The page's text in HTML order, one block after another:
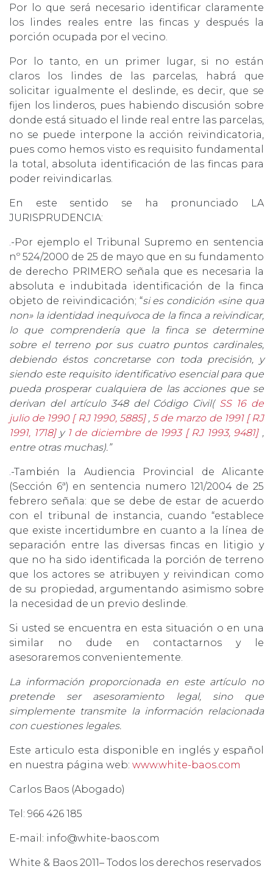
Por lo que será necesario identificar claramente
los lindes reales entre las fincas y después la
porción ocupada por el vecino.
Por lo tanto, en un primer lugar, si no están
claros los lindes de las parcelas, habrá que
solicitar igualmente el deslinde, es decir, que se
fijen los linderos, pues habiendo discusión sobre
donde está situado el linde real entre las parcelas,
no se puede interpone la acción reivindicatoria,
pues como hemos visto es requisito fundamental
la total, absoluta identificación de las fincas para
poder reivindicarlas.
En este sentido se ha pronunciado LA
JURISPRUDENCIA:
.-Por ejemplo el Tribunal Supremo en sentencia
nº 524/2000 de 25 de mayo que en su fundamento
de derecho PRIMERO señala que es necesaria la
absoluta e indubitada identificación de la finca
objeto de reivindicación; “si es condición «sine qua
non» la identidad inequívoca de la finca a reivindicar,
lo que comprendería que la finca se determine
sobre el terreno por sus cuatro puntos cardinales,
debiendo éstos concretarse con toda precisión, y
siendo este requisito identificativo esencial para que
pueda prosperar cualquiera de las acciones que se
derivan del artículo 348 del Código Civil( SS 16 de
julio de 1990 [ RJ 1990, 5885] , 5 de marzo de 1991 [ RJ
1991, 1718] y 1 de diciembre de 1993 [ RJ 1993, 9481] ,
entre otras muchas).”
.-También la Audiencia Provincial de Alicante
(Sección 6ª) en sentencia numero 121/2004 de 25
febrero señala: que se debe de estar de acuerdo
con el tribunal de instancia, cuando “establece
que existe incertidumbre en cuanto a la línea de
separación entre las diversas fincas en litigio y
que no ha sido identificada la porción de terreno
que los actores se atribuyen y reivindican como
de su propiedad, argumentando asimismo sobre
la necesidad de un previo deslinde.
Si usted se encuentra en esta situación o en una
similar no dude en contactarnos y le
asesoraremos convenientemente.
La información proporcionada en este artículo no
pretende ser asesoramiento legal, sino que
simplemente transmite la información relacionada
con cuestiones legales.
Este articulo esta disponible en inglés y español
en nuestra página web: www.white-baos.com
Carlos Baos (Abogado)
Tel: 966 426 185
E-mail: info@white-baos.com
White & Baos 2011– Todos los derechos reservados